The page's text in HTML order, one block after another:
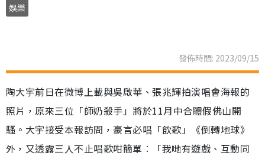
娛樂
發佈時間: 2023/09/15
陶大宇前日在微博上載與吳啟華、張兆輝拍演唱會海報的
照片，原來三位「師奶殺手」將於11月中合體假佛山開
騷。大宇接受本報訪問，豪言必唱「飲歌」《倒轉地球》
外，又透露三人不止唱歌咁簡單︰「我哋有遊戲、互動同